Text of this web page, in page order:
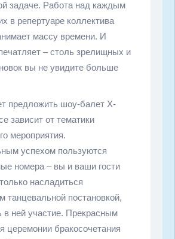
задаче. Работа над каждым
в репертуаре коллектива
массу времени. И
– столь зрелищных и
вы не увидите больше
предложить шоу-балет X-
зависит от тематики
мероприятия.
успехом пользуются
номера – вы и ваши гости
насладиться
танцевальной постановкой,
в ней участие. Прекрасным
церемонии бракосочетания